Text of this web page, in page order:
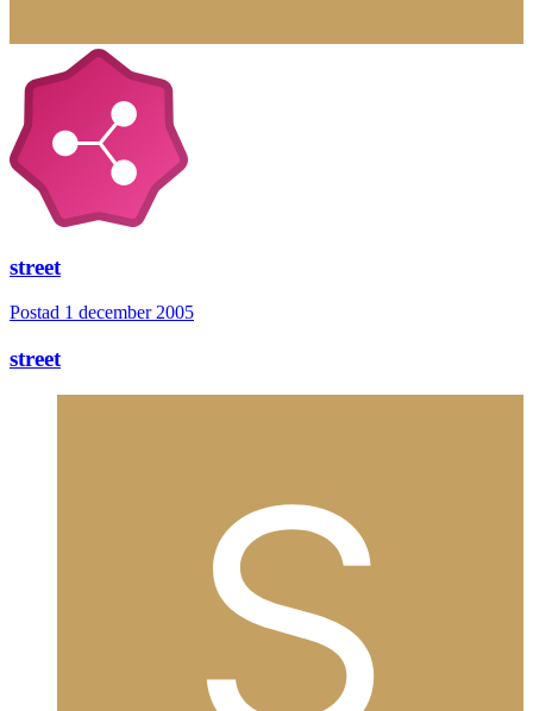
street
Postad 1 december 2005
street